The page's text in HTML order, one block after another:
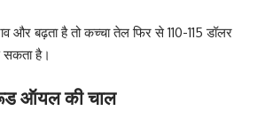
और बढ़ता है तो कच्चा तेल फिर से 110-115 डॉलर
सकता है।
ऑयल की चाल